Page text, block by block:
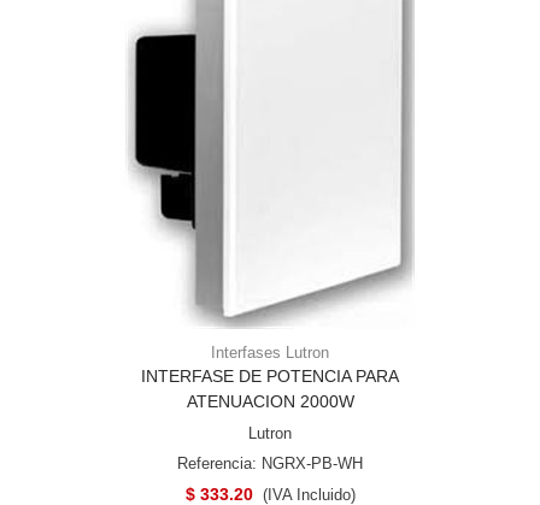
Interfases Lutron
INTERFASE DE POTENCIA PARA
ATENUACION 2000W
Lutron
Referencia: NGRX-PB-WH
$ 333.20 (IVA Incluido)